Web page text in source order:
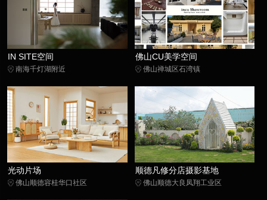
IN SITE空间
南海千灯湖附近
佛山CU美学空间
佛山禅城区石湾镇
光动片场
佛山顺德容桂华口社区
顺德凡修分店摄影基地
佛山顺德大良凤翔工业区